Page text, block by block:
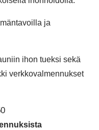
ja
ihon tueksi sekä
verkkovalmennukset